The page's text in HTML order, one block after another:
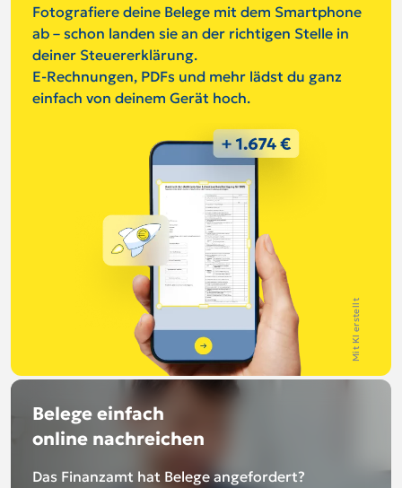
Fotografiere deine Belege mit dem Smartphone
ab – schon landen sie an der richtigen Stelle in
deiner Steuererklärung.
E-Rechnungen, PDFs und mehr lädst du ganz
einfach von deinem Gerät hoch.
Mit KI erstellt
Belege einfach
online nachreichen
Das Finanzamt hat Belege angefordert?